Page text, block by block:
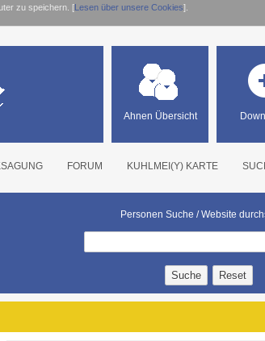
Ahnen Übersicht
FORUM KUHLMEI(Y) KARTE
Personen Suche / Website
zu speichern. [Lesen über unsere Cookies].